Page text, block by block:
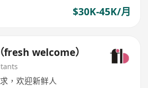
$30K-45K/月
welcome）
，欢迎新鲜人